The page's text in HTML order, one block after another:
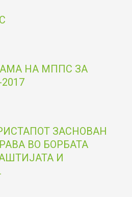
НА МППС ЗА
ЗАСНОВАН
ВО БОРБАТА
И